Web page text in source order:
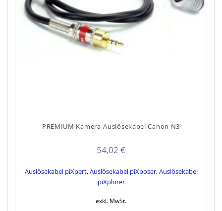
PREMIUM Kamera-Auslösekabel Canon N3
54,02 €
Auslösekabel piXpert,Auslösekabel piXposer,Auslösekabel
piXplorer
exkl. MwSt.